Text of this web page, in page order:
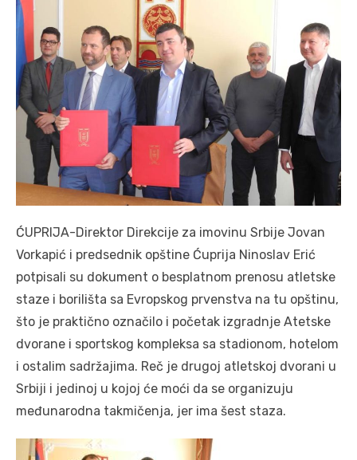
ĆUPRIJA-Direktor Direkcije za imovinu Srbije Jovan
Vorkapić i predsednik opštine Ćuprija Ninoslav Erić
potpisali su dokument o besplatnom prenosu atletske
staze i borilišta sa Evropskog prvenstva na tu opštinu,
što je praktično označilo i početak izgradnje Atetske
dvorane i sportskog kompleksa sa stadionom, hotelom
i ostalim sadržajima. Reč je drugoj atletskoj dvorani u
Srbiji i jedinoj u kojoj će moći da se organizuju
međunarodna takmičenja, jer ima šest staza.